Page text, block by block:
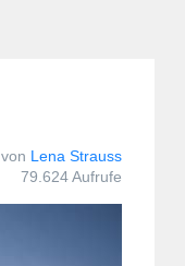
von Lena Strauss
79.624 Aufrufe